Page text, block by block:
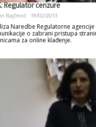
Regulator cenzure
Rajčević 19/02/2013
Naredbe Regulatorne agencije
o zabrani pristupa
za online klađenje.